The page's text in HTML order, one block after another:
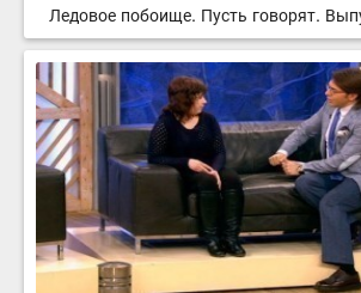
Ледовое побоище. Пусть говорят.